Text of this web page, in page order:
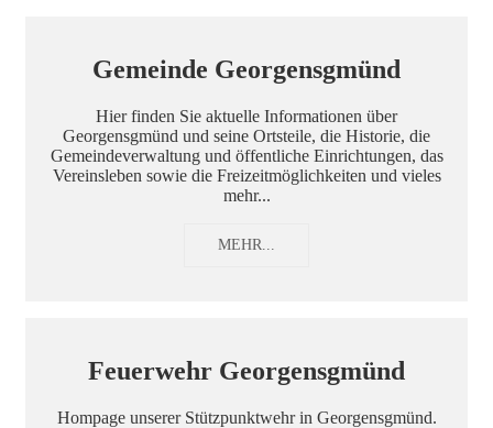
Gemeinde Georgensgmünd
Hier finden Sie aktuelle Informationen über
Georgensgmünd und seine Ortsteile, die Historie, die
Gemeindeverwaltung und öffentliche Einrichtungen, das
Vereinsleben sowie die Freizeitmöglichkeiten und vieles
mehr...
MEHR...
Feuerwehr Georgensgmünd
Hompage unserer Stützpunktwehr in Georgensgmünd.